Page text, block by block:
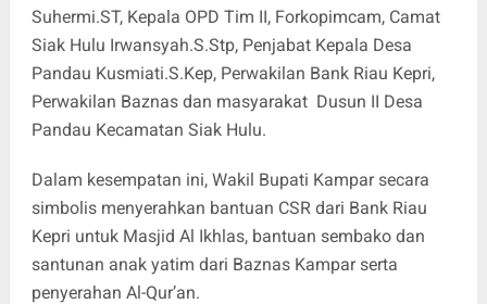
Suhermi.ST, Kepala OPD Tim II, Forkopimcam, Camat
Siak Hulu Irwansyah.S.Stp, Penjabat Kepala Desa
Pandau Kusmiati.S.Kep, Perwakilan Bank Riau Kepri,
Perwakilan Baznas dan masyarakat Dusun II Desa
Pandau Kecamatan Siak Hulu.
Dalam kesempatan ini, Wakil Bupati Kampar secara
simbolis menyerahkan bantuan CSR dari Bank Riau
Kepri untuk Masjid Al Ikhlas, bantuan sembako dan
santunan anak yatim dari Baznas Kampar serta
penyerahan Al-Qur’an.